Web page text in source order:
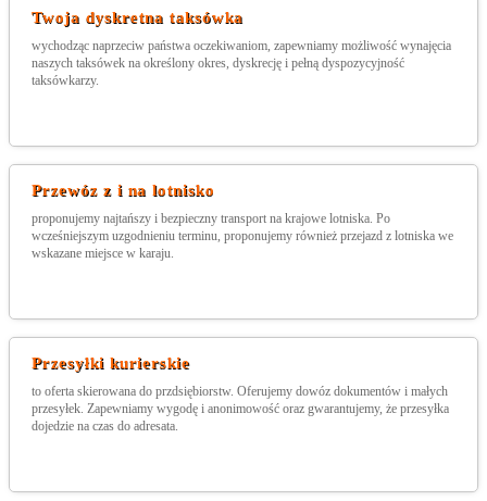
Twoja dyskretna taksówka
wychodząc naprzeciw państwa oczekiwaniom, zapewniamy możliwość wynajęcia
naszych taksówek na określony okres, dyskrecję i pełną dyspozycyjność
taksówkarzy.
Przewóz z i na lotnisko
proponujemy najtańszy i bezpieczny transport na krajowe lotniska. Po
wcześniejszym uzgodnieniu terminu, proponujemy również przejazd z lotniska we
wskazane miejsce w karaju.
Przesyłki kurierskie
to oferta skierowana do przdsiębiorstw. Oferujemy dowóz dokumentów i małych
przesyłek. Zapewniamy wygodę i anonimowość oraz gwarantujemy, że przesyłka
dojedzie na czas do adresata.